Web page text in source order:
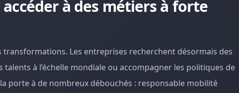
à des métiers à forte
Les entreprises recherchent désormais des
à l’échelle mondiale ou accompagner les politiques de
porte à de nombreux débouchés : responsable mobilité